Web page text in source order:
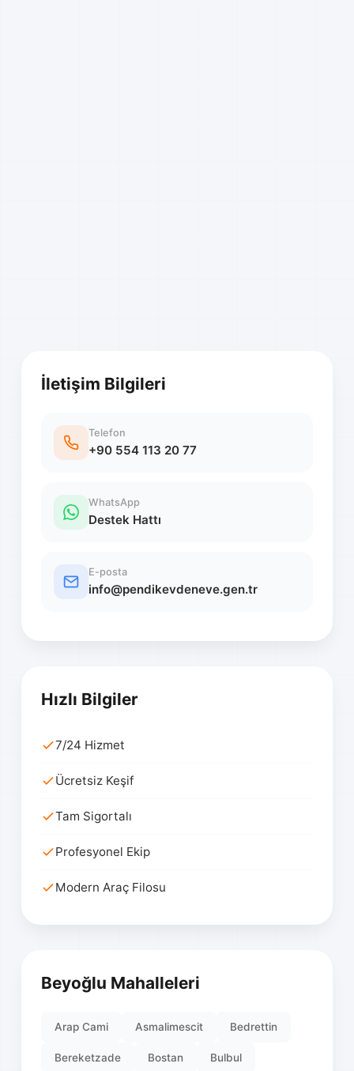
İletişim Bilgileri
Telefon
+90 554 113 20 77
WhatsApp
Destek Hattı
E-posta
info@pendikevdeneve.gen.tr
Hızlı Bilgiler
7/24 Hizmet
Ücretsiz Keşif
Tam Sigortalı
Profesyonel Ekip
Modern Araç Filosu
Beyoğlu Mahalleleri
Arap Cami Asmalimescit Bedrettin
Bereketzade Bostan Bulbul